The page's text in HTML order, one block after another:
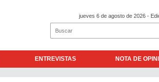
jueves 6 de agosto de 2026 -
ENTREVISTAS NOTA DE